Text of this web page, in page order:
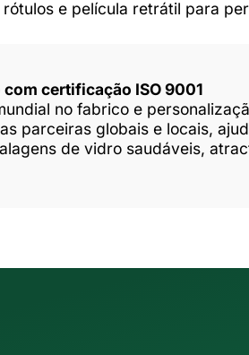
e película retrátil para
certificação ISO 9001
no fabrico e
parceiras globais e locais,
de vidro saudáveis,